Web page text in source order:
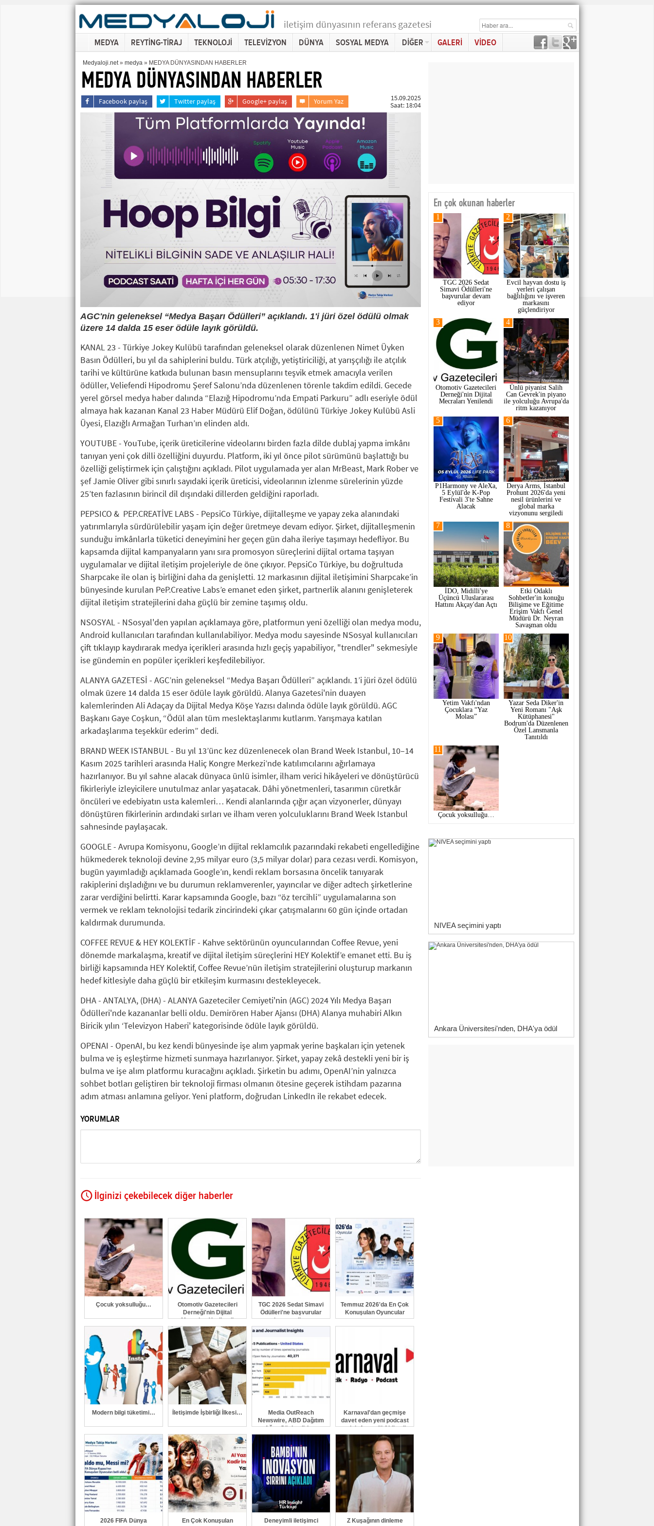
iletişim dünyasının referans gazetesi
MEDYA REYTİNG-TİRAJ TEKNOLOJİ TELEVİZYON DÜNYA SOSYAL MEDYA DİĞER GALERİ VİDEO
MEDYA DÜNYASINDAN HABERLER
Medyaloji.net» medya » MEDYA DÜNYASINDAN HABERLER
Facebook paylaş Twitter paylaş Google+ paylaş Yorum Yaz
15.09.2025
Saat: 18:04
AGC'nin geleneksel “Medya Başarı Ödülleri” açıklandı. 1'i jüri özel ödülü olmak
üzere 14 dalda 15 eser ödüle layık görüldü.
KANAL 23 - Türkiye Jokey Kulübü tarafından geleneksel olarak düzenlenen Nimet Üyken
Basın Ödülleri, bu yıl da sahiplerini buldu. Türk atçılığı, yetiştiriciliği, at yarışçılığı ile atçılık
tarihi ve kültürüne katkıda bulunan basın mensuplarını teşvik etmek amacıyla verilen
ödüller, Veliefendi Hipodromu Şeref Salonu’nda düzenlenen törenle takdim edildi. Gecede
yerel görsel medya haber dalında “Elazığ Hipodromu’nda Empati Parkuru” adlı eseriyle ödül
almaya hak kazanan Kanal 23 Haber Müdürü Elif Doğan, ödülünü Türkiye Jokey Kulübü Asli
Üyesi, Elazığlı Armağan Turhan’ın elinden aldı.
YOUTUBE - YouTube, içerik üreticilerine videolarını birden fazla dilde dublaj yapma imkânı
tanıyan yeni çok dilli özelliğini duyurdu. Platform, iki yıl önce pilot sürümünü başlattığı bu
özelliği geliştirmek için çalıştığını açıkladı. Pilot uygulamada yer alan MrBeast, Mark Rober ve
şef Jamie Oliver gibi sınırlı sayıdaki içerik üreticisi, videolarının izlenme sürelerinin yüzde
25’ten fazlasının birincil dil dışındaki dillerden geldiğini raporladı.
PEPSICO & PEP.CREATİVE LABS - PepsiCo Türkiye, dijitalleşme ve yapay zeka alanındaki
yatırımlarıyla sürdürülebilir yaşam için değer üretmeye devam ediyor. Şirket, dijitalleşmenin
sunduğu imkânlarla tüketici deneyimini her geçen gün daha ileriye taşımayı hedefliyor. Bu
kapsamda dijital kampanyaların yanı sıra promosyon süreçlerini dijital ortama taşıyan
uygulamalar ve dijital iletişim projeleriyle de öne çıkıyor. PepsiCo Türkiye, bu doğrultuda
Sharpcake ile olan iş birliğini daha da genişletti. 12 markasının dijital iletişimini Sharpcake’in
bünyesinde kurulan PeP.Creative Labs’e emanet eden şirket, partnerlik alanını genişleterek
dijital iletişim stratejilerini daha güçlü bir zemine taşımış oldu.
NSOSYAL - NSosyal'den yapılan açıklamaya göre, platformun yeni özelliği olan medya modu,
Android kullanıcıları tarafından kullanılabiliyor. Medya modu sayesinde NSosyal kullanıcıları
çift tıklayıp kaydırarak medya içerikleri arasında hızlı geçiş yapabiliyor, "trendler" sekmesiyle
ise gündemin en popüler içerikleri keşfedilebiliyor.
ALANYA GAZETESİ - AGC’nin geleneksel “Medya Başarı Ödülleri” açıklandı. 1’i jüri özel ödülü
olmak üzere 14 dalda 15 eser ödüle layık görüldü. Alanya Gazetesi'nin duayen
kalemlerinden Ali Adaçay da Dijital Medya Köşe Yazısı dalında ödüle layık görüldü. AGC
Başkanı Gaye Coşkun, “Ödül alan tüm meslektaşlarımı kutlarım. Yarışmaya katılan
arkadaşlarıma teşekkür ederim” dedi.
BRAND WEEK ISTANBUL - Bu yıl 13’ünc kez düzenlenecek olan Brand Week Istanbul, 10–14
Kasım 2025 tarihleri arasında Haliç Kongre Merkezi’nde katılımcılarını ağırlamaya
hazırlanıyor. Bu yıl sahne alacak dünyaca ünlü isimler, ilham verici hikâyeleri ve dönüştürücü
fikirleriyle izleyicilere unutulmaz anlar yaşatacak. Dâhi yönetmenleri, tasarımın cüretkâr
öncüleri ve edebiyatın usta kalemleri… Kendi alanlarında çığır açan vizyonerler, dünyayı
dönüştüren fikirlerinin ardındaki sırları ve ilham veren yolculuklarını Brand Week Istanbul
sahnesinde paylaşacak.
GOOGLE - Avrupa Komisyonu, Google’ın dijital reklamcılık pazarındaki rekabeti engellediğine
hükmederek teknoloji devine 2,95 milyar euro (3,5 milyar dolar) para cezası verdi. Komisyon,
bugün yayımladığı açıklamada Google’ın, kendi reklam borsasına öncelik tanıyarak
rakiplerini dışladığını ve bu durumun reklamverenler, yayıncılar ve diğer adtech şirketlerine
zarar verdiğini belirtti. Karar kapsamında Google, bazı “öz tercihli” uygulamalarına son
vermek ve reklam teknolojisi tedarik zincirindeki çıkar çatışmalarını 60 gün içinde ortadan
kaldırmak durumunda.
COFFEE REVUE & HEY KOLEKTİF - Kahve sektörünün oyuncularından Coffee Revue, yeni
dönemde markalaşma, kreatif ve dijital iletişim süreçlerini HEY Kolektif’e emanet etti. Bu iş
birliği kapsamında HEY Kolektif, Coffee Revue’nün iletişim stratejilerini oluşturup markanın
hedef kitlesiyle daha güçlü bir etkileşim kurmasını destekleyecek.
DHA - ANTALYA, (DHA) - ALANYA Gazeteciler Cemiyeti'nin (AGC) 2024 Yılı Medya Başarı
Ödülleri'nde kazananlar belli oldu. Demirören Haber Ajansı (DHA) Alanya muhabiri Alkın
Biricik yılın ‘Televizyon Haberi' kategorisinde ödüle layık görüldü.
OPENAI - OpenAI, bu kez kendi bünyesinde işe alım yapmak yerine başkaları için yetenek
bulma ve iş eşleştirme hizmeti sunmaya hazırlanıyor. Şirket, yapay zekâ destekli yeni bir iş
bulma ve işe alım platformu kuracağını açıkladı. Şirketin bu adımı, OpenAI’nin yalnızca
sohbet botları geliştiren bir teknoloji firması olmanın ötesine geçerek istihdam pazarına
adım atması anlamına geliyor. Yeni platform, doğrudan LinkedIn ile rekabet edecek.
YORUMLAR
GÖNDER
İlginizi çekebilecek diğer haberler
Çocuk yoksulluğu…
Otomotiv Gazetecileri
Derneği'nin Dijital
Mecraları Yenilendi
TGC 2026 Sedat Simavi
Ödülleri'ne başvurular
devam ediyor
Temmuz 2026'da En Çok
Konuşulan Oyuncular
Modern bilgi tüketimi… İletişimde İşbirliği İlkesi…
Media OutReach
Newswire, ABD Dağıtım
Ağını Güçlendiriyor
Karnaval'dan geçmişe
davet eden yeni podcast
serisi: Ayşegül Aldinç ile
O Zaman
2026 FIFA Dünya
En Çok Konuşulan
Deneyimli iletişimci
Z Kuşağının dinleme
En çok okunan haberler
TGC 2026 Sedat
Simavi Ödülleri'ne
başvurular devam
ediyor
1
Evcil hayvan dostu iş
yerleri çalışan
bağlılığını ve işveren
markasını
güçlendiriyor
2
Otomotiv Gazetecileri
Derneği'nin Dijital
Mecraları Yenilendi
3
Ünlü piyanist Salih
Can Gevrek'in piyano
ile yolculuğu Avrupa'da
ritm kazanıyor
4
P1Harmony ve AleXa,
5 Eylül'de K-Pop
Festivali 3'te Sahne
Alacak
5
Derya Arms, İstanbul
Prohunt 2026'da yeni
nesil ürünlerini ve
global marka
vizyonunu sergiledi
6
İDO, Midilli'ye
Üçüncü Uluslararası
Hattını Akçay'dan Açtı
7
Etki Odaklı
Sohbetler'in konuğu
Bilişime ve Eğitime
Erişim Vakfı Genel
Müdürü Dr. Neyran
Savaşman oldu
8
Yetim Vakfı'ndan
Çocuklara “Yaz
Molası”
9
Yazar Seda Diker'in
Yeni Romanı "Aşk
Kütüphanesi"
Bodrum'da Düzenlenen
Özel Lansmanla
Tanıtıldı
10
Çocuk yoksulluğu…
11
NIVEA seçimini yaptı
Ankara Üniversitesi'nden, DHA'ya ödül